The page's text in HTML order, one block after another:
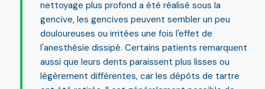
nettoyage plus profond a été réalisé sous la
gencive, les gencives peuvent sembler un peu
douloureuses ou irritées une fois l'effet de
l'anesthésie dissipé. Certains patients remarquent
aussi que leurs dents paraissent plus lisses ou
légèrement différentes, car les dépôts de tartre